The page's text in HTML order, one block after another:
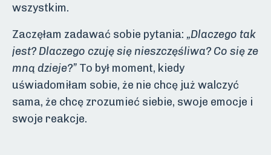
wszystkim.
Zaczęłam zadawać sobie pytania: „Dlaczego tak
jest? Dlaczego czuję się nieszczęśliwa? Co się ze
mną dzieje?” To był moment, kiedy
uświadomiłam sobie, że nie chcę już walczyć
sama, że chcę zrozumieć siebie, swoje emocje i
swoje reakcje.